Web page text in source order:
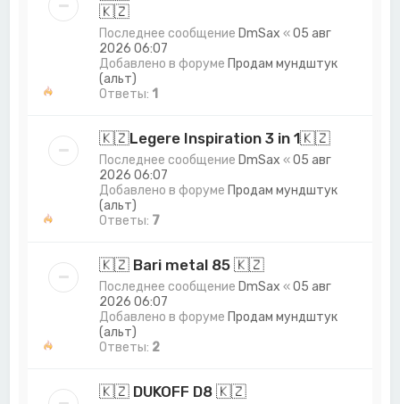
🇰🇿
Последнее сообщение DmSax «05 авг
2026 06:07
Добавлено в форуме Продам мундштук
(альт)
Ответы: 1
🇰🇿Legere Inspiration 3 in 1🇰🇿
Последнее сообщение DmSax «05 авг
2026 06:07
Добавлено в форуме Продам мундштук
(альт)
Ответы: 7
🇰🇿 Bari metal 85 🇰🇿
Последнее сообщение DmSax «05 авг
2026 06:07
Добавлено в форуме Продам мундштук
(альт)
Ответы: 2
🇰🇿 DUKOFF D8 🇰🇿